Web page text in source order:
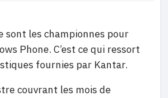
sont les championnes pour
Phone. C’est ce qui ressort
fournies par Kantar.
couvrant les mois de